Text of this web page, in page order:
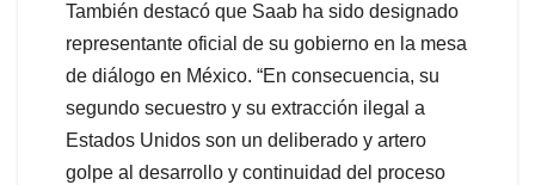
También destacó que Saab ha sido designado
representante oficial de su gobierno en la mesa
de diálogo en México. “En consecuencia, su
segundo secuestro y su extracción ilegal a
Estados Unidos son un deliberado y artero
golpe al desarrollo y continuidad del proceso